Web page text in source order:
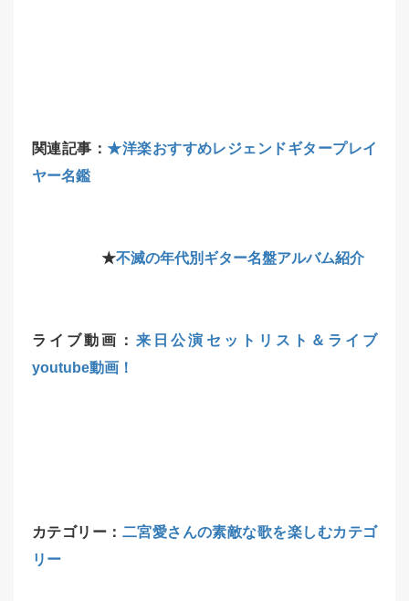
関連記事：★洋楽おすすめレジェンドギタープレイ
ヤー名鑑
★不滅の年代別ギター名盤アルバム紹介
ライブ動画：来日公演セットリスト＆ライブ
youtube動画！
カテゴリー： 二宮愛さんの素敵な歌を楽しむカテゴ
リー